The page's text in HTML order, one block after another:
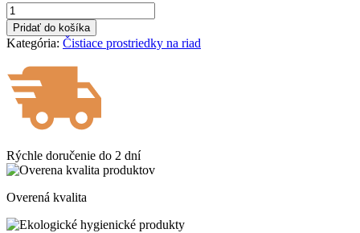
množstvo
LAVON
prostriedok
strojové
umývanie
riadu
5,5
Pridať do košíka
Kategória: Čistiace prostriedky na riad
Rýchle doručenie do 2 dní
Overená kvalita